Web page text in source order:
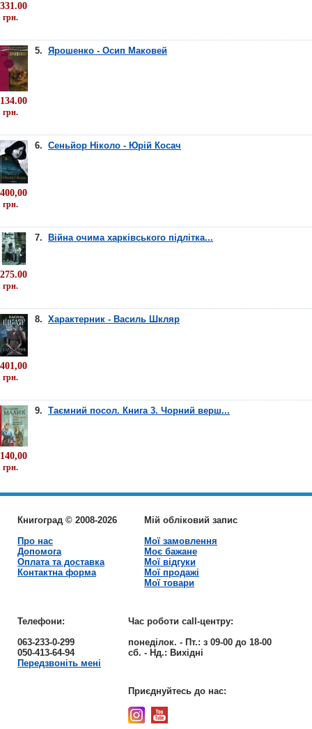
331.00
грн.
5. Ярошенко - Осип Маковей
134.00
грн.
6. Сеньйор Ніколо - Юрій Косач
400,00
грн.
7. Війна очима харківського підлітка...
275.00
грн.
8. Характерник - Василь Шкляр
401,00
грн.
9. Таємний посол. Книга 3. Чорний верш...
140,00
грн.
Книгоград © 2008-2026
Про нас
Допомога
Оплата та доставка
Контактна форма
Мій обліковий запис
Мої замовлення
Моє бажане
Мої відгуки
Мої продажі
Мої товари
Телефони:
063-233-0-299
050-413-64-94
Передзвоніть мені
Час роботи call-центру:
понеділок. - Пт.: з 09-00 до 18-00
сб. - Нд.: Вихідні
Приєднуйтесь до нас: